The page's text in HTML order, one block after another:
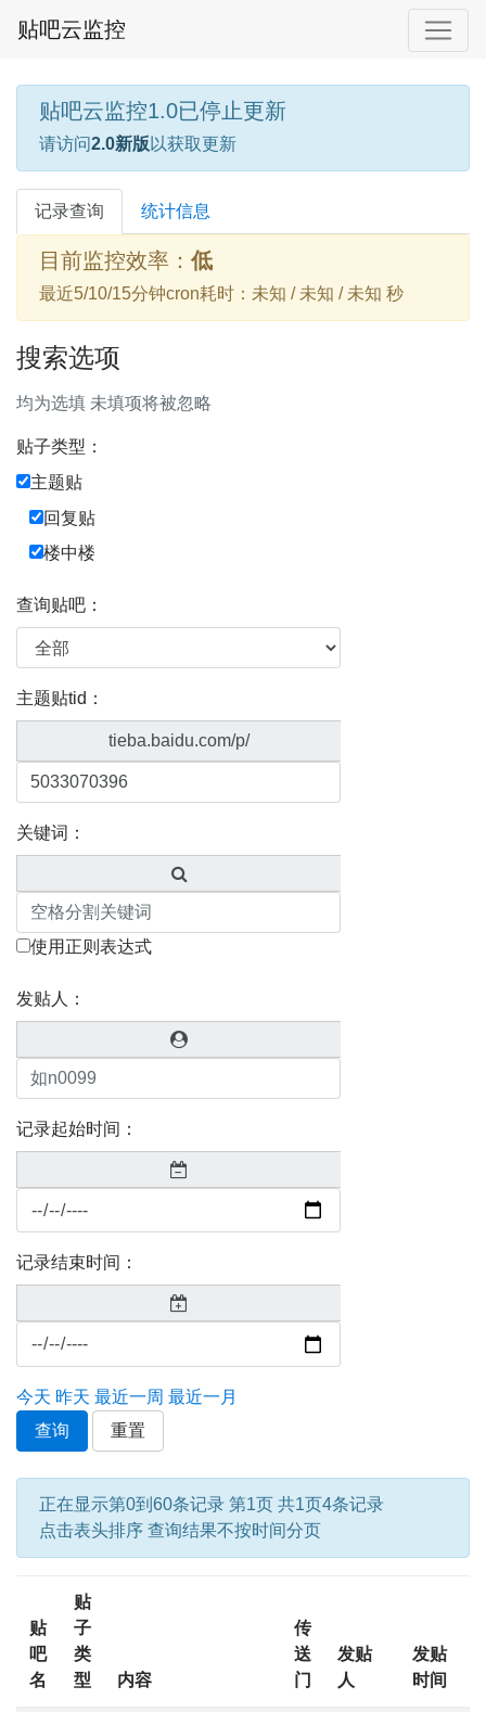
贴吧云监控
贴吧云监控1.0已停止更新
请访问2.0新版 以获取更新
记录查询 统计信息
目前监控效率： 低
最近5/10/15分钟cron耗时：未知 / 未知 / 未知 秒
搜索选项
均为选填 未填项将被忽略
贴子类型：
主题贴
回复贴
楼中楼
查询贴吧：
主题贴tid：
tieba.baidu.com/p/
关键词：
使用正则表达式
发贴人：
记录起始时间：
记录结束时间：
今天 昨天 最近一周 最近一月
查询
重置
正在显示第0到60条记录 第1页 共1页4条记录
点击表头排序 查询结果不按时间分页
贴
吧
名
贴
子
类
型
内容
传
送
门
发贴
人
发贴
时间